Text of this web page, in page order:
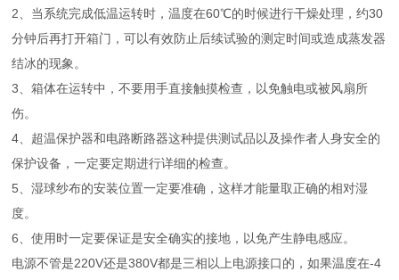
2、当系统完成低温运转时，温度在60℃的时候进行干燥处理，约30
分钟后再打开箱门，可以有效防止后续试验的测定时间或造成蒸发器
结冰的现象。
3、箱体在运转中，不要用手直接触摸检查，以免触电或被风扇所
伤。
4、超温保护器和电路断路器这种提供测试品以及操作者人身安全的
保护设备，一定要定期进行详细的检查。
5、湿球纱布的安装位置一定要准确，这样才能量取正确的相对湿
度。
6、使用时一定要保证是安全确实的接地，以免产生静电感应。
电源不管是220V还是380V都是三相以上电源接口的，如果温度在-4